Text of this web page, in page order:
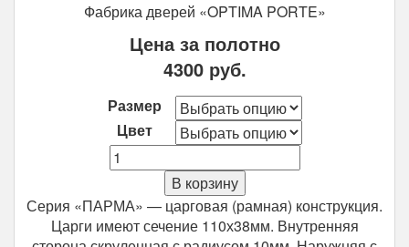
Фабрика дверей «OPTIMA PORTE»
Цена за полотно
4300 руб.
Размер
Цвет
Количество
Межкомнатная
Optima
Porte
В корзину
Серия «ПАРМА» — царговая (рамная) конструкция.
Царги имеют сечение 110х38мм. Внутренняя